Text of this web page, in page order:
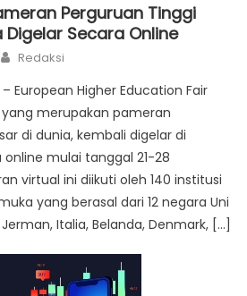
Perguruan Tinggi
Secara Online
Author
Redaksi
European Higher Education Fair
yang merupakan pameran
di dunia, kembali digelar di
online mulai tanggal 21-28
virtual ini diikuti oleh 140 institusi
yang berasal dari 12 negara Uni
Italia, Belanda, Denmark, […]